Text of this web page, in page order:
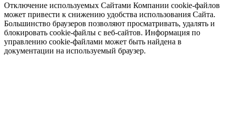
Отключение используемых Сайтами Компании cookie-файлов
может привести к снижению удобства использования Сайта.
Большинство браузеров позволяют просматривать, удалять и
блокировать cookie-файлы c веб-сайтов. Информация по
управлению cookie-файлами может быть найдена в
документации на используемый браузер.